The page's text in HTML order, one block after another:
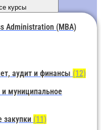
курсы
Administration (MBA)
аудит и финансы (12)
и муниципальное
закупки (11)